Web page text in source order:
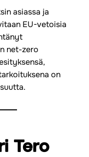
asiassa ja
EU-vetoisia
net-zero
on
Tero